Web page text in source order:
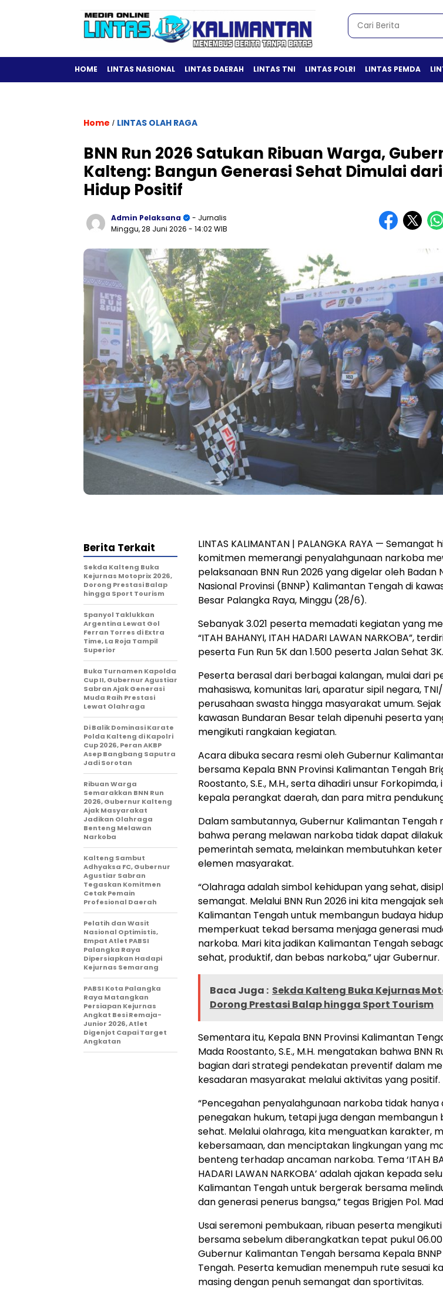
HOME LINTAS NASIONAL LINTAS DAERAH LINTAS TNI LINTAS POLRI LINTAS PEMDA
Home / LINTAS OLAH RAGA
BNN Run 2026 Satukan Ribuan Warga,
Kalteng: Bangun Generasi Sehat Dimulai
Hidup Positif
Admin Pelaksana
- Jurnalis
Minggu, 28 Juni 2026 - 14:02 WIB
LINTAS KALIMANTAN | PALANGKA RAYA —
komitmen memerangi penyalahgunaan narkoba
pelaksanaan BNN Run 2026 yang digelar oleh Badan
Nasional Provinsi (BNNP) Kalimantan Tengah di
Besar Palangka Raya, Minggu (28/6).
Sebanyak 3.021 peserta memadati kegiatan yang
“ITAH BAHANYI, ITAH HADARI LAWAN NARKOBA”,
peserta Fun Run 5K dan 1.500 peserta Jalan Sehat 3K.
Peserta berasal dari berbagai kalangan, mulai dari
mahasiswa, komunitas lari, aparatur sipil negara, TNI/
perusahaan swasta hingga masyarakat umum. Sejak
kawasan Bundaran Besar telah dipenuhi peserta
mengikuti rangkaian kegiatan.
Acara dibuka secara resmi oleh Gubernur
bersama Kepala BNN Provinsi Kalimantan Tengah
Roostanto, S.E., M.H., serta dihadiri unsur
kepala perangkat daerah, dan para mitra
Dalam sambutannya, Gubernur Kalimantan Tengah
bahwa perang melawan narkoba tidak dapat
pemerintah semata, melainkan membutuhkan
elemen masyarakat.
“Olahraga adalah simbol kehidupan yang sehat,
semangat. Melalui BNN Run 2026 ini kita mengajak
Kalimantan Tengah untuk membangun budaya
memperkuat tekad bersama menjaga generasi
narkoba. Mari kita jadikan Kalimantan Tengah
sehat, produktif, dan bebas narkoba,” ujar Gubernur.
Baca Juga : Sekda Kalteng Buka Kejurnas
Dorong Prestasi Balap hingga Sport Tourism
Sementara itu, Kepala BNN Provinsi Kalimantan
Mada Roostanto, S.E., M.H. mengatakan bahwa BNN
bagian dari strategi pendekatan preventif dalam
kesadaran masyarakat melalui aktivitas yang positif.
“Pencegahan penyalahgunaan narkoba tidak hanya
penegakan hukum, tetapi juga dengan membangun
sehat. Melalui olahraga, kita menguatkan karakter,
kebersamaan, dan menciptakan lingkungan yang
benteng terhadap ancaman narkoba. Tema ‘ITAH
HADARI LAWAN NARKOBA’ adalah ajakan kepada
Kalimantan Tengah untuk bergerak bersama
dan generasi penerus bangsa,” tegas Brigjen Pol.
Usai seremoni pembukaan, ribuan peserta
bersama sebelum diberangkatkan tepat pukul 06.00
Gubernur Kalimantan Tengah bersama Kepala
Tengah. Peserta kemudian menempuh rute sesuai
masing dengan penuh semangat dan sportivitas.
Berita Terkait
Sekda Kalteng Buka
Kejurnas Motoprix 2026,
Dorong Prestasi Balap
hingga Sport Tourism
Spanyol Taklukkan
Argentina Lewat Gol
Ferran Torres di Extra
Time, La Roja Tampil
Superior
Buka Turnamen Kapolda
Cup II, Gubernur Agustiar
Sabran Ajak Generasi
Muda Raih Prestasi
Lewat Olahraga
Di Balik Dominasi Karate
Polda Kalteng di Kapolri
Cup 2026, Peran AKBP
Asep Bangbang Saputra
Jadi Sorotan
Ribuan Warga
Semarakkan BNN Run
2026, Gubernur Kalteng
Ajak Masyarakat
Jadikan Olahraga
Benteng Melawan
Narkoba
Kalteng Sambut
Adhyaksa FC, Gubernur
Agustiar Sabran
Tegaskan Komitmen
Cetak Pemain
Profesional Daerah
Pelatih dan Wasit
Nasional Optimistis,
Empat Atlet PABSI
Palangka Raya
Dipersiapkan Hadapi
Kejurnas Semarang
PABSI Kota Palangka
Raya Matangkan
Persiapan Kejurnas
Angkat Besi Remaja-
Junior 2026, Atlet
Digenjot Capai Target
Angkatan